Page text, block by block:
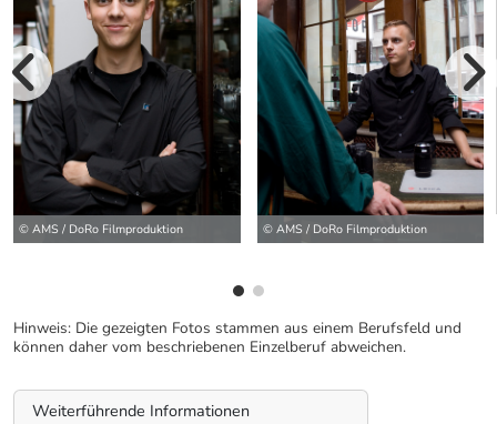
© AMS / DoRo Filmproduktion © AMS / DoRo Filmproduktion
Hinweis: Die gezeigten Fotos stammen aus einem Berufsfeld und
können daher vom beschriebenen Einzelberuf abweichen.
Weiterführende Informationen